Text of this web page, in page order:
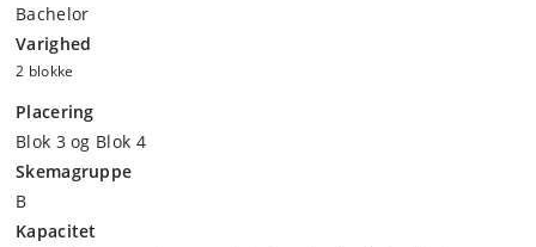
Bachelor
Varighed
2 blokke
Placering
Blok 3 og Blok 4
Skemagruppe
B
Kapacitet